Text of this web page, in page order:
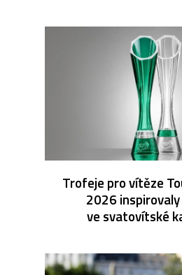
Trofeje pro vítěze
2026
ve svatovítské